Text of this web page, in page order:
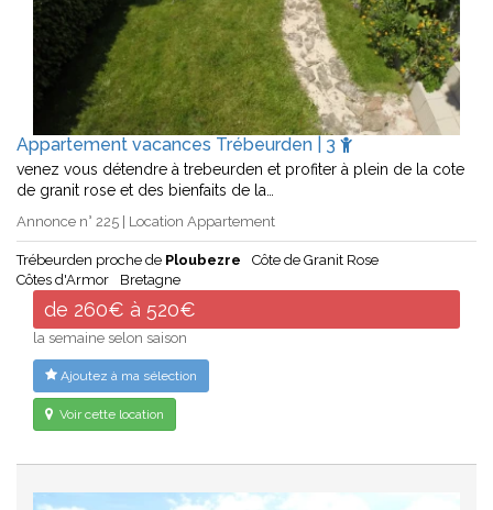
Appartement vacances Trébeurden | 3
venez vous détendre à trebeurden et profiter à plein de la cote
de granit rose et des bienfaits de la…
Annonce n° 225 | Location Appartement
Trébeurden proche de Ploubezre
Côte de Granit Rose
Côtes d'Armor
Bretagne
de 260€ à 520€
la semaine selon saison
Ajoutez à ma sélection
Voir cette location